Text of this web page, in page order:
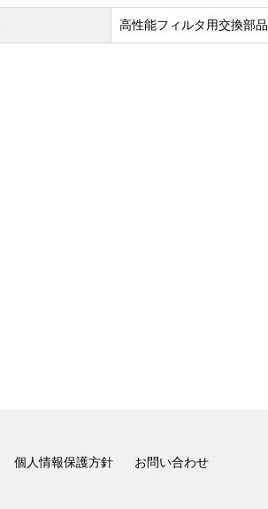
高性能フィルタ用交換部品
個人情報保護方針 お問い合わせ